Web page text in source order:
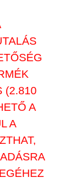
(2.810
A
A